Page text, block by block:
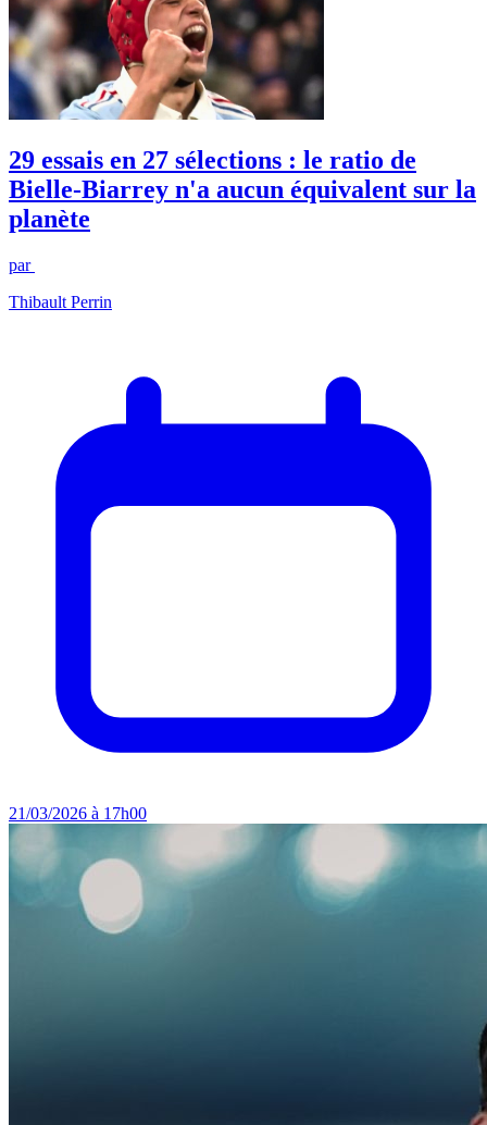
29 essais en 27 sélections : le ratio de
Bielle-Biarrey n'a aucun équivalent sur la
planète
par
Thibault Perrin
21/03/2026 à 17h00